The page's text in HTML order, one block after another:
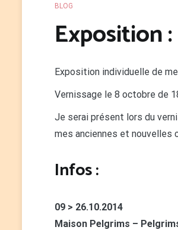
BLOG
Exposition
Exposition individuelle de
Vernissage le 8 octobre de
Je serai présent lors du
mes anciennes et nouvelles
Infos :
09 > 26.10.2014
Maison Pelgrims –